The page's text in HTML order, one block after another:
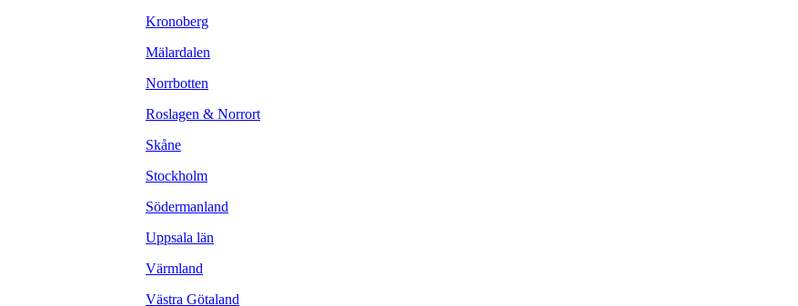
Kronoberg
Mälardalen
Norrbotten
Roslagen & Norrort
Skåne
Stockholm
Södermanland
Uppsala län
Värmland
Västra Götaland